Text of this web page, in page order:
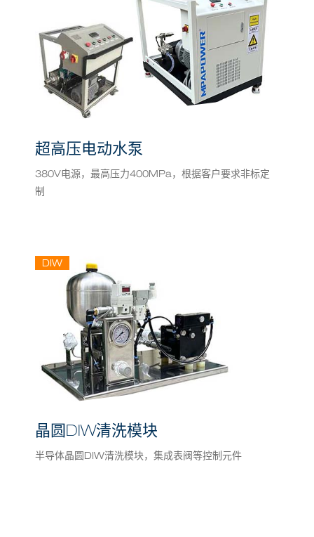
超高压电动水泵
380V电源，最高压力400MPa，根据客户要求非标定
制
DIW
晶圆DIW清洗模块
半导体晶圆DIW清洗模块，集成表阀等控制元件